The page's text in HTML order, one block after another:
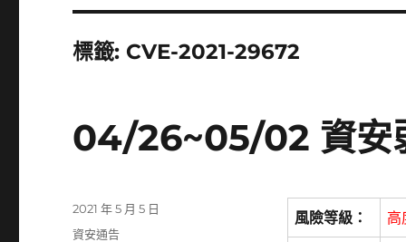
標籤: CVE-2021-29672
04/26~05/02 資安
風險等級： 高
發
佈
2021 年 5 月 5 日
分
資安通告